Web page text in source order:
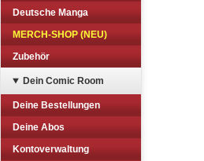
Deutsche Manga
MERCH-SHOP (NEU)
Zubehör
Dein Comic Room
Deine Bestellungen
Deine Abos
Kontoverwaltung